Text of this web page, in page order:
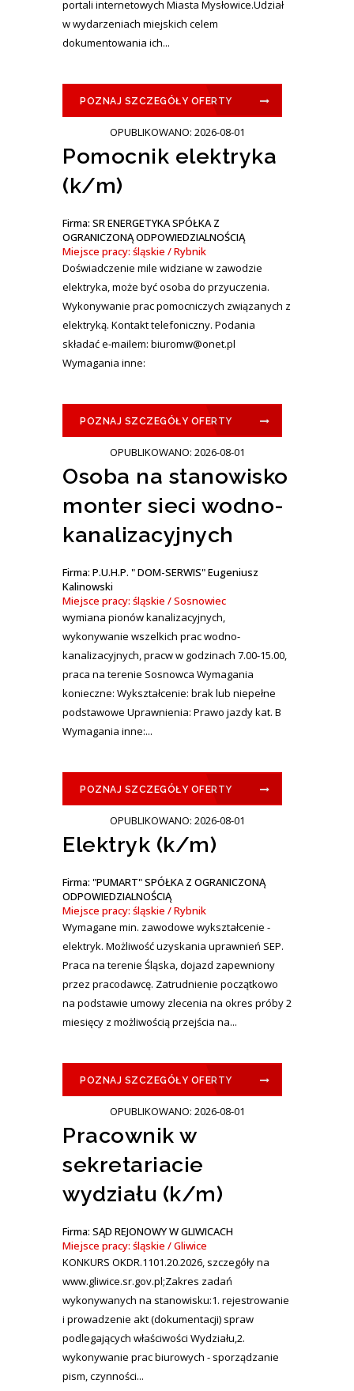
portali internetowych Miasta Mysłowice.Udział
w wydarzeniach miejskich celem
dokumentowania ich...
POZNAJ SZCZEGÓŁY OFERTY
OPUBLIKOWANO: 2026-08-01
Pomocnik elektryka
(k/m)
Firma: SR ENERGETYKA SPÓŁKA Z
OGRANICZONĄ ODPOWIEDZIALNOŚCIĄ
Miejsce pracy: śląskie / Rybnik
Doświadczenie mile widziane w zawodzie
elektryka, może być osoba do przyuczenia.
Wykonywanie prac pomocniczych związanych z
elektryką. Kontakt telefoniczny. Podania
składać e-mailem: biuromw@onet.pl
Wymagania inne:
POZNAJ SZCZEGÓŁY OFERTY
OPUBLIKOWANO: 2026-08-01
Osoba na stanowisko
monter sieci wodno-
kanalizacyjnych
Firma: P.U.H.P. " DOM-SERWIS" Eugeniusz
Kalinowski
Miejsce pracy: śląskie / Sosnowiec
wymiana pionów kanalizacyjnych,
wykonywanie wszelkich prac wodno-
kanalizacyjnych, pracw w godzinach 7.00-15.00,
praca na terenie Sosnowca Wymagania
konieczne: Wykształcenie: brak lub niepełne
podstawowe Uprawnienia: Prawo jazdy kat. B
Wymagania inne:...
POZNAJ SZCZEGÓŁY OFERTY
OPUBLIKOWANO: 2026-08-01
Elektryk (k/m)
Firma: "PUMART" SPÓŁKA Z OGRANICZONĄ
ODPOWIEDZIALNOŚCIĄ
Miejsce pracy: śląskie / Rybnik
Wymagane min. zawodowe wykształcenie -
elektryk. Możliwość uzyskania uprawnień SEP.
Praca na terenie Śląska, dojazd zapewniony
przez pracodawcę. Zatrudnienie początkowo
na podstawie umowy zlecenia na okres próby 2
miesięcy z możliwością przejścia na...
POZNAJ SZCZEGÓŁY OFERTY
OPUBLIKOWANO: 2026-08-01
Pracownik w
sekretariacie
wydziału (k/m)
Firma: SĄD REJONOWY W GLIWICACH
Miejsce pracy: śląskie / Gliwice
KONKURS OKDR.1101.20.2026, szczegóły na
www.gliwice.sr.gov.pl;Zakres zadań
wykonywanych na stanowisku:1. rejestrowanie
i prowadzenie akt (dokumentacji) spraw
podlegających właściwości Wydziału,2.
wykonywanie prac biurowych - sporządzanie
pism, czynności...